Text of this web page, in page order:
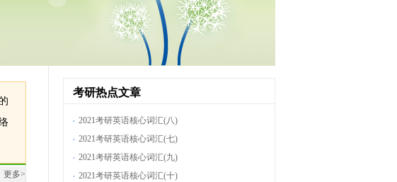
更多>
考研热点文章
2021考研英语核心词汇(八)
2021考研英语核心词汇(七)
2021考研英语核心词汇(九)
2021考研英语核心词汇(十)